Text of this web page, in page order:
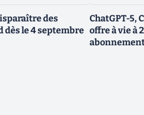
des
le 4 septembre
ChatGPT-5,
offre à vie à